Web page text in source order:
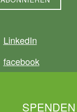
LinkedIn
facebook
SPENDEN